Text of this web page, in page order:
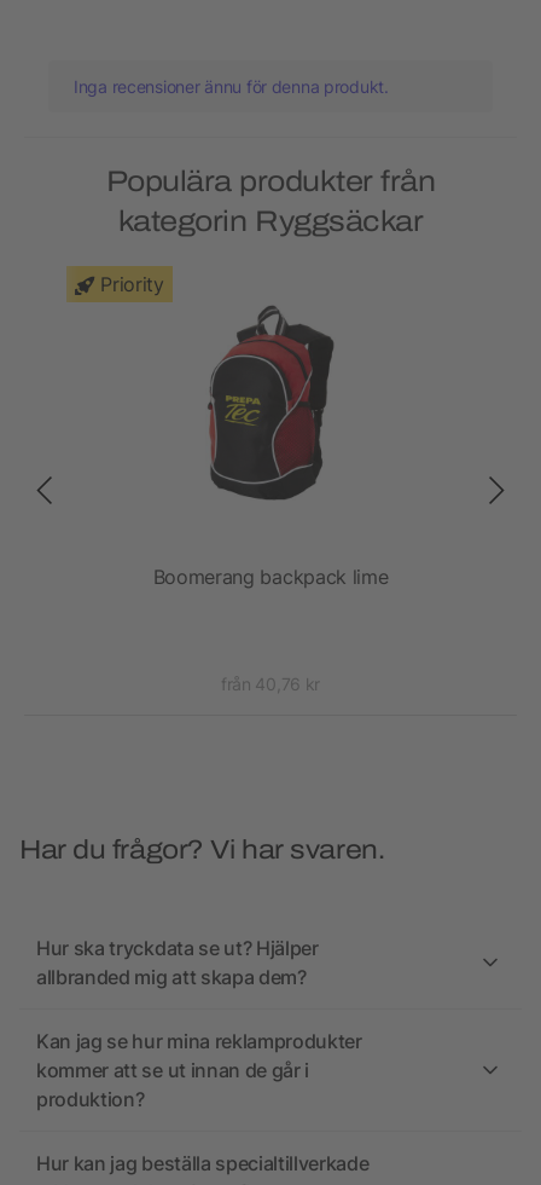
Inga recensioner ännu för denna produkt.
Populära produkter från
kategorin Ryggsäckar
Priority
Boomerang backpack lime
från 40,76 kr
Har du frågor? Vi har svaren.
Hur ska tryckdata se ut? Hjälper
allbranded mig att skapa dem?
Kan jag se hur mina reklamprodukter
kommer att se ut innan de går i
produktion?
Hur kan jag beställa specialtillverkade